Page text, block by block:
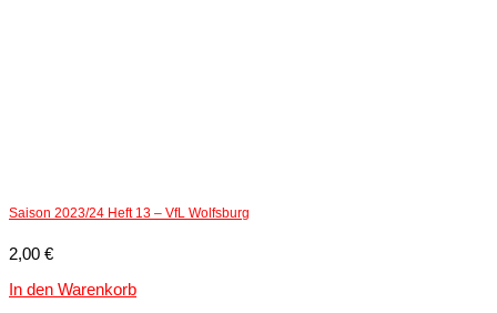
Saison 2023/24 Heft 13 – VfL Wolfsburg
2,00 €
In den Warenkorb